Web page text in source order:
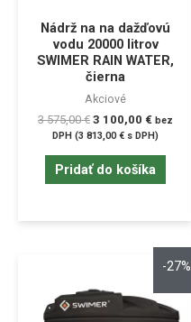
Nádrž na na dažďovú
vodu 20000 litrov
SWIMER RAIN WATER,
čierna
Akciové
3 575,00€ 3 100,00 € bez
DPH (3 813,00€ s DPH)
Pridať do košíka
-27%